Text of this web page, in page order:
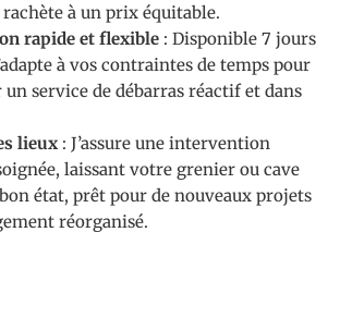
rachète à un prix équitable.
rapide et flexible : Disponible 7 jours
à vos contraintes de temps pour
service de débarras réactif et dans
lieux : J’assure une intervention
laissant votre grenier ou cave
état, prêt pour de nouveaux projets
réorganisé.